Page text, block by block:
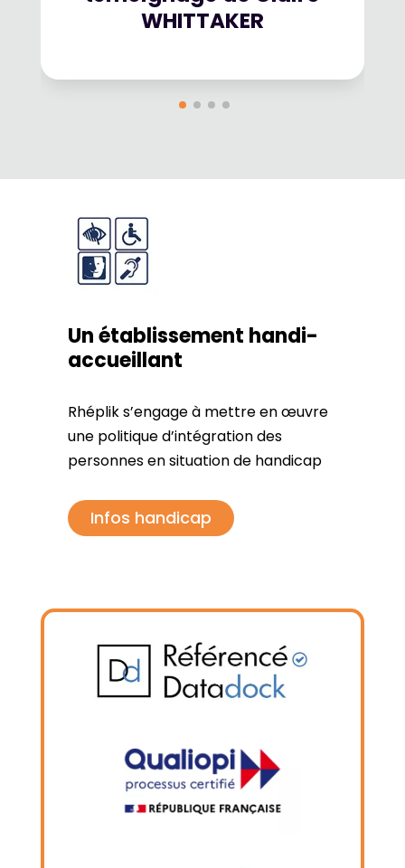
WHITTAKER
Un établissement handi-
accueillant
Rhéplik s’engage à mettre en œuvre
une politique d’intégration des
personnes en situation de handicap
Infos handicap